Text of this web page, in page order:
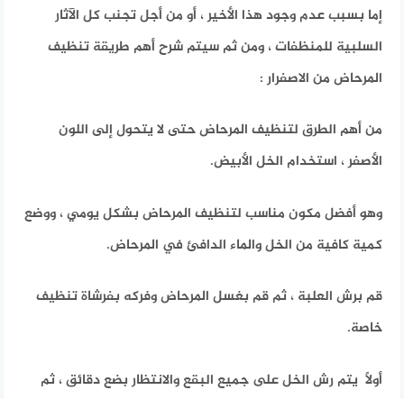
إما بسبب عدم وجود هذا الأخير ، أو من أجل تجنب كل الآثار
السلبية للمنظفات ، ومن ثم سيتم شرح أهم طريقة تنظيف
المرحاض من الاصفرار :
من أهم الطرق لتنظيف المرحاض حتى لا يتحول إلى اللون
الأصفر ، استخدام الخل الأبيض.
وهو أفضل مكون مناسب لتنظيف المرحاض بشكل يومي ، ووضع
كمية كافية من الخل والماء الدافئ في المرحاض.
قم برش العلبة ، ثم قم بغسل المرحاض وفركه بفرشاة تنظيف
خاصة.
أولاً يتم رش الخل على جميع البقع والانتظار بضع دقائق ، ثم